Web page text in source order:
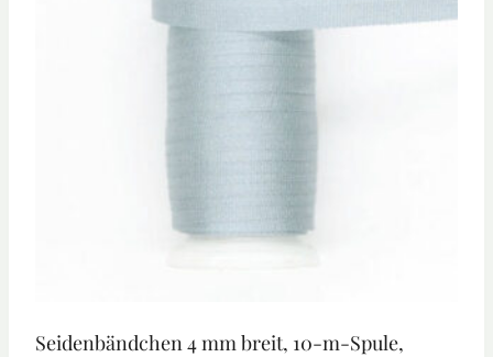
Seidenbändchen 4 mm breit, 10-m-Spule,